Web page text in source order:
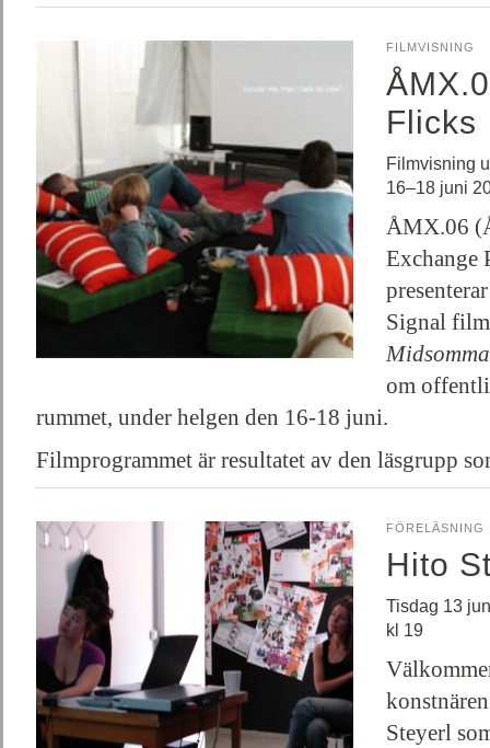
FILMVISNING
Flicks
Filmvisning
16–18 juni
ÅMX.06
Exchange
Signal
om
rummet, under helgen den 16-18 juni.
Filmprogrammet är resultatet av den läsgrupp
FÖRELÄSNING
Hito
Tisdag 13
kl 19
Steyerl